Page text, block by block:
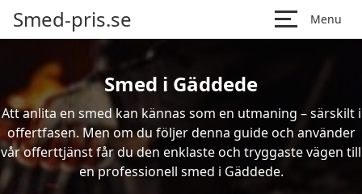
Smed-pris.se Menu
Smed i Gäddede
Att anlita en smed kan kännas som en utmaning – särskilt i
offertfasen. Men om du följer denna guide och använder
vår offerttjänst får du den enklaste och tryggaste vägen till
en professionell smed i Gäddede.